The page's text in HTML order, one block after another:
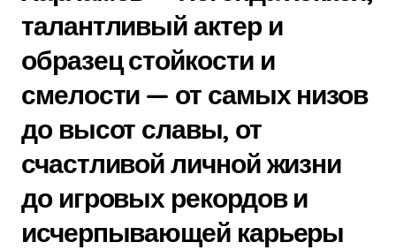
талантливый актер и
образец стойкости и
смелости — от самых низов
до высот славы, от
счастливой личной жизни
до игровых рекордов и
исчерпывающей карьеры